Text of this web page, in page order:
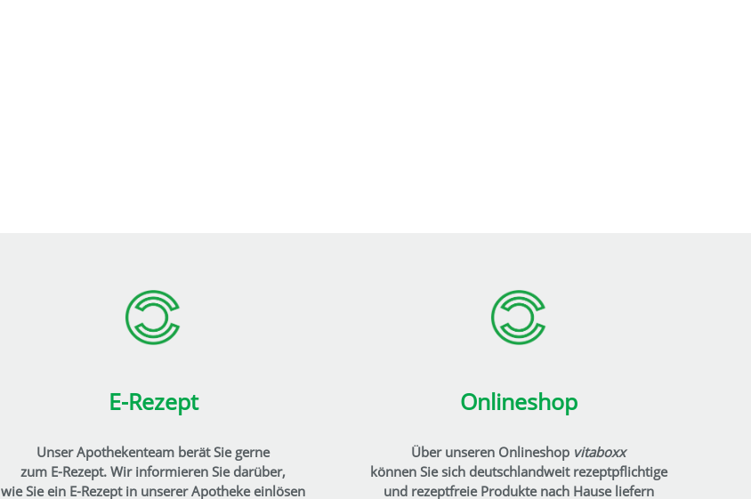
E-Rezept
Unser Apothekenteam berät Sie gerne
zum E-Rezept. Wir informieren Sie darüber,
wie Sie ein E-Rezept in unserer Apotheke einlösen
Onlineshop
Über unseren Onlineshop vitaboxx
können Sie sich deutschlandweit rezeptpflichtige
und rezeptfreie Produkte nach Hause liefern